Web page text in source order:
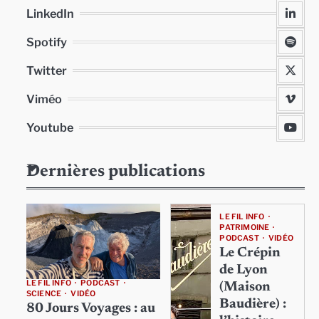
LinkedIn
Spotify
Twitter
Viméo
Youtube
Dernières publications
LE FIL INFO
PODCAST
SCIENCE
VIDÉO
80 Jours Voyages : au
LE FIL INFO
PATRIMOINE
PODCAST
VIDÉO
Le Crépin
de Lyon
(Maison
Baudière) :